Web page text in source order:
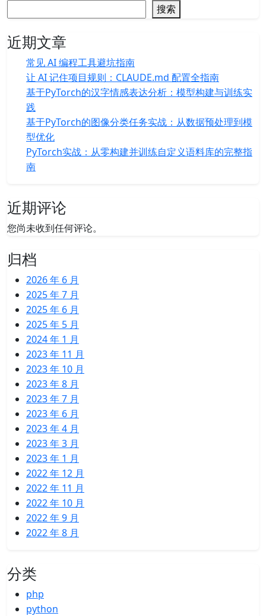
搜索
近期文章
常见 AI 编程工具避坑指南
让 AI 记住项目规则：CLAUDE.md 配置全指南
基于PyTorch的汉字情感表达分析：模型构建与训练实
践
基于PyTorch的图像分类任务实战：从数据预处理到模
型优化
PyTorch实战：从零构建并训练自定义语料库的完整指
南
近期评论
您尚未收到任何评论。
归档
2026 年 6 月
2025 年 7 月
2025 年 6 月
2025 年 5 月
2024 年 1 月
2023 年 11 月
2023 年 10 月
2023 年 8 月
2023 年 7 月
2023 年 6 月
2023 年 4 月
2023 年 3 月
2023 年 1 月
2022 年 12 月
2022 年 11 月
2022 年 10 月
2022 年 9 月
2022 年 8 月
分类
php
python